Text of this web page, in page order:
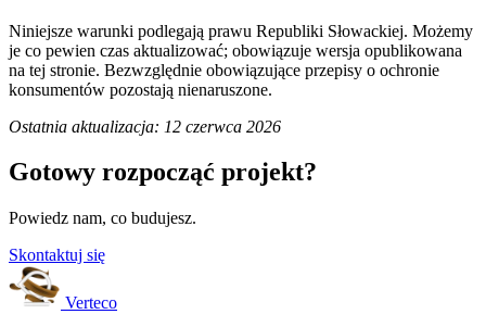
Niniejsze warunki podlegają prawu Republiki Słowackiej. Możemy
je co pewien czas aktualizować; obowiązuje wersja opublikowana
na tej stronie. Bezwzględnie obowiązujące przepisy o ochronie
konsumentów pozostają nienaruszone.
Ostatnia aktualizacja: 12 czerwca 2026
Gotowy rozpocząć projekt?
Powiedz nam, co budujesz.
Skontaktuj się
Verteco